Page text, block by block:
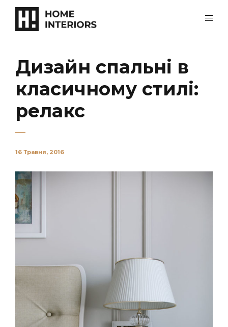
Дизайн спальні в
класичному стилі:
релакс
16 Травня, 2016